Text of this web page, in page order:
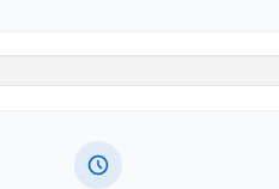
Talebini Gönder